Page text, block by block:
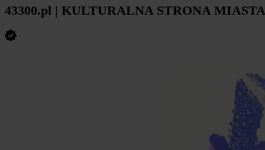
43300.pl | KULTURALNA STRONA MIASTA